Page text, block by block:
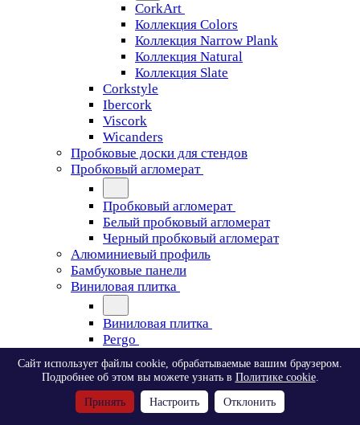
CorkArt
Коллекция Colors
Коллекция Narrow Plank
Коллекция Natural
Коллекция Slate
Corkstyle
Ibercork
Viscork
Wicanders
Пробковые доски для стендов
Пробковый агломерат
Пробковый агломерат
Белый пробковый агломерат
Черный пробковый агломерат
Алюминиевый профиль
Бамбуковые панели
Виниловая плитка
Виниловая плитка
Pergo
Pergo
Classic Plank Optimum Glue
Modern Plank Optimum Glue
Сайт использует файлы cookie, обрабатываемые вашим браузером.
Подробнее об этом вы можете узнать в Политике cookie.
Принять Настроить Отклонить